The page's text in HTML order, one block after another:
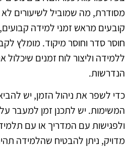
מסודרת, מה שמוביל לשיעורים
קובעים מראש זמני למידה
חוסר סדר וחוסר מיקוד. מומלץ
ללמידה וליצור לוח זמנים
הנדרשות.
כדי לשפר את ניהול הזמן, יש
המשימות. יש לתכנן זמן למעבר
ולפגישות עם המדריך או עם
מדויק, ניתן להבטיח שהלמידה